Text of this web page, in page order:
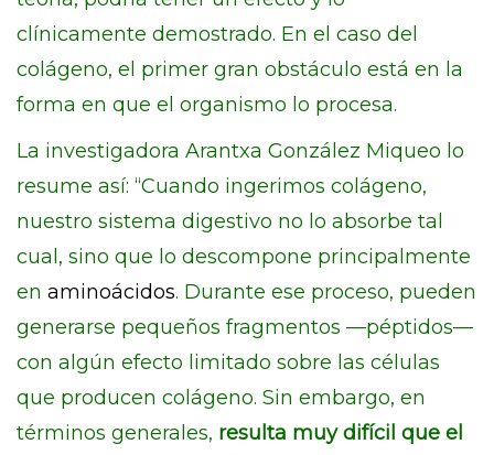
clínicamente demostrado. En el caso del
colágeno, el primer gran obstáculo está en la
forma en que el organismo lo procesa.
La investigadora Arantxa González Miqueo lo
resume así: “Cuando ingerimos colágeno,
nuestro sistema digestivo no lo absorbe tal
cual, sino que lo descompone principalmente
en aminoácidos. Durante ese proceso, pueden
generarse pequeños fragmentos —péptidos—
con algún efecto limitado sobre las células
que producen colágeno. Sin embargo, en
términos generales, resulta muy difícil que el